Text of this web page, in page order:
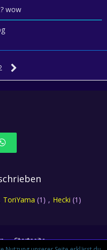
wow
ToriYama (1) Hecki (1)
Startseite